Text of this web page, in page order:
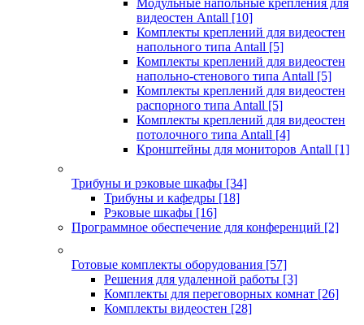
Модульные напольные крепления для
видеостен Antall [10]
Комплекты креплений для видеостен
напольного типа Antall [5]
Комплекты креплений для видеостен
напольно-стенового типа Antall [5]
Комплекты креплений для видеостен
распорного типа Antall [5]
Комплекты креплений для видеостен
потолочного типа Antall [4]
Кронштейны для мониторов Antall [1]
Трибуны и рэковые шкафы [34]
Трибуны и кафедры [18]
Рэковые шкафы [16]
Программное обеспечение для конференций [2]
Готовые комплекты оборудования [57]
Решения для удаленной работы [3]
Комплекты для переговорных комнат [26]
Комплекты видеостен [28]